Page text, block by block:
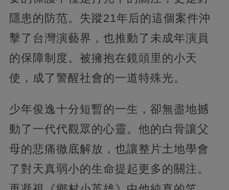
隱患的防范。失蹤21年后的這個案件沖
擊了台灣演藝界，也推動了未成年演員
的保障制度。被擁抱在鏡頭里的小天
使，成了警醒社會的一道特殊光。
少年俊逸十分短暫的一生，卻無盡地撼
動了一代代觀眾的心靈。他的白骨讓父
母的悲痛徹底解放，也讓整片土地學會
了對天真弱小的生命提起更多的關注。